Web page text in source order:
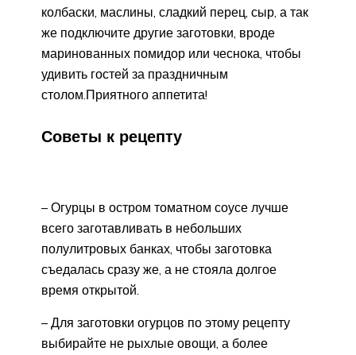
колбаски, маслины, сладкий перец, сыр, а так
же подключите другие заготовки, вроде
маринованных помидор или чеснока, чтобы
удивить гостей за праздничным
столом.Приятного аппетита!
Советы к рецепту
– Огурцы в остром томатном соусе лучше
всего заготавливать в небольших
полулитровых банках, чтобы заготовка
съедалась сразу же, а не стояла долгое
время открытой.
– Для заготовки огурцов по этому рецепту
выбирайте не рыхлые овощи, а более